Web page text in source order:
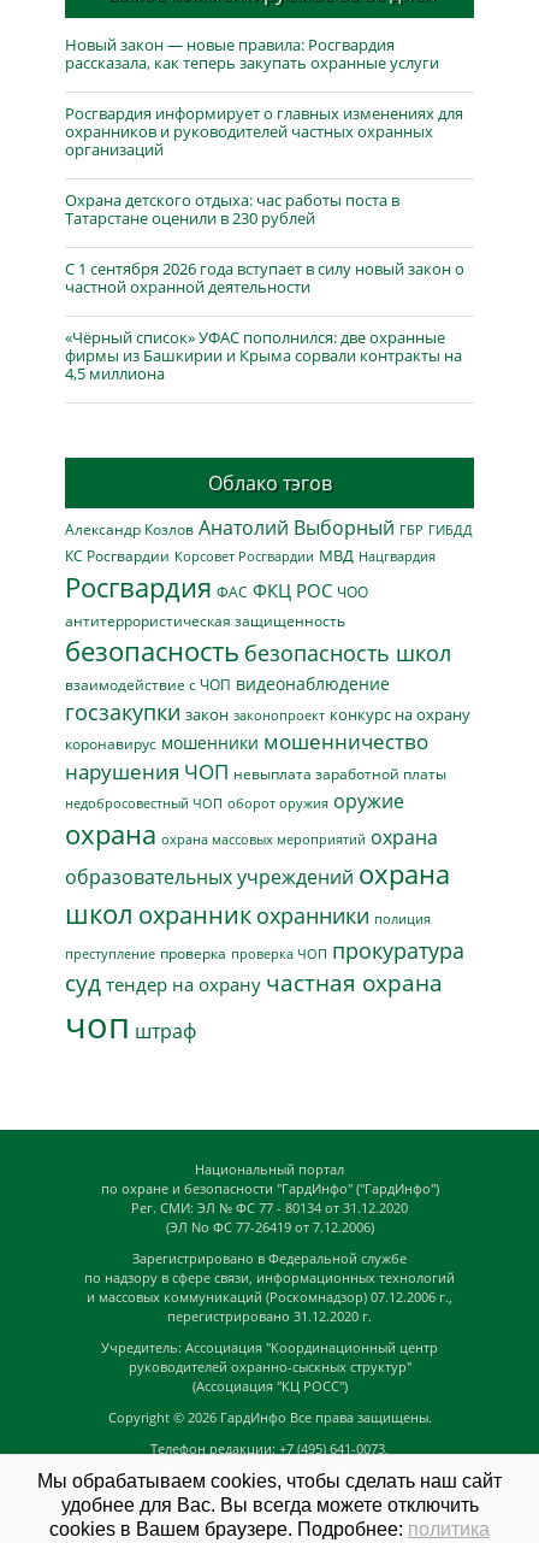
Новый закон — новые правила: Росгвардия
рассказала, как теперь закупать охранные услуги
Росгвардия информирует о главных изменениях для
охранников и руководителей частных охранных
организаций
Охрана детского отдыха: час работы поста в
Татарстане оценили в 230 рублей
С 1 сентября 2026 года вступает в силу новый закон о
частной охранной деятельности
«Чёрный список» УФАС пополнился: две охранные
фирмы из Башкирии и Крыма сорвали контракты на
4,5 миллиона
Облако тэгов
Александр Козлов Анатолий Выборный ГБР ГИБДД
КС Росгвардии Корсовет Росгвардии МВД Нацгвардия
Росгвардия ФАС ФКЦ РОС ЧОО
антитеррористическая защищенность
безопасность безопасность школ
взаимодействие с ЧОП видеонаблюдение
госзакупки закон законопроект конкурс на охрану
коронавирус мошенники мошенничество
нарушения ЧОП невыплата заработной платы
недобросовестный ЧОП оборот оружия оружие
охрана охрана массовых мероприятий охрана
образовательных учреждений охрана
школ охранник охранники полиция
преступление проверка проверка ЧОП прокуратура
суд тендер на охрану частная охрана
чоп штраф
Национальный портал
по охране и безопасности "ГардИнфо" ("ГардИнфо")
Рег. СМИ: ЭЛ № ФС 77 - 80134 от 31.12.2020
(ЭЛ No ФС 77-26419 от 7.12.2006)
Зарегистрировано в Федеральной службе
по надзору в сфере связи, информационных технологий
и массовых коммуникаций (Роскомнадзор) 07.12.2006 г.,
перегистрировано 31.12.2020 г.
Учредитель: Ассоциация "Координационный центр
руководителей охранно-сыскных структур"
(Ассоциация "КЦ РОСС")
Copyright © 2026 ГардИнфо Все права защищены.
Телефон редакции: +7 (495) 641-0073,
news@guardinfo.online
Главный редактор: Кузьмин Д.А.
Мы обрабатываем cookies, чтобы сделать наш сайт
удобнее для Вас. Вы всегда можете отключить
cookies в Вашем браузере. Подробнее: политика